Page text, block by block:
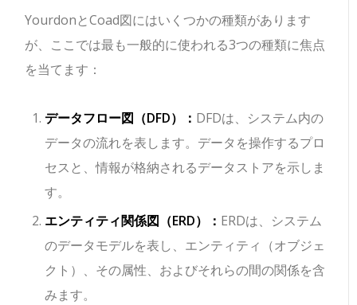
YourdonとCoad図にはいくつかの種類があります
が、ここでは最も一般的に使われる3つの種類に焦点
を当てます：
データフロー図（DFD）： DFDは、システム内の
データの流れを表します。データを操作するプロ
セスと、情報が格納されるデータストアを示しま
す。
エンティティ関係図（ERD）： ERDは、システム
のデータモデルを表し、エンティティ（オブジェ
クト）、その属性、およびそれらの間の関係を含
みます。